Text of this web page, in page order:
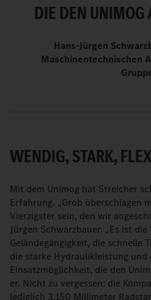
DIE DEN UNIMOG
Hans-Jürgen
Maschinentechnischen
WENDIG, STARK,
Mit dem Unimog hat Streicher
Erfahrung. „Grob überschlagen
Vierzigster sein, den wir
Jürgen Schwarzbauer. „Es ist
Geländegängigkeit, die schnelle
die starke Hydraulikleistung und
Einsatzmöglichkeit, die den
er. Nicht zu vergessen: die
lediglich 3.150 Millimeter